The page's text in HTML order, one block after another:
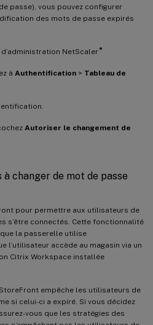
passe), vous pouvez configurer
des mots de passe expirés
NetScaler ®
à Authentification > Tableau de
cochez Autoriser le changement de
changer de mot de passe
pour permettre aux utilisateurs de
s’être connectés. Cette fonctionnalité
la passerelle utilise
l’utilisateur accède au magasin via un
Citrix Workspace installée
empêche les utilisateurs de
si celui-ci a expiré. Si vous décidez
vous que les stratégies des